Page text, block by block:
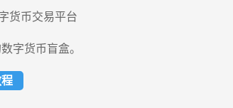
货币交易平台
字货币盲盒。